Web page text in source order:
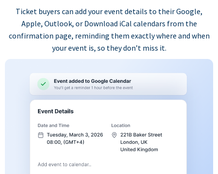
Ticket buyers can add your event details to their Google,
Apple, Outlook, or Download iCal calendars from the
confirmation page, reminding them exactly where and when
your event is, so they don’t miss it.